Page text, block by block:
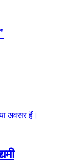
अवसर हैं।